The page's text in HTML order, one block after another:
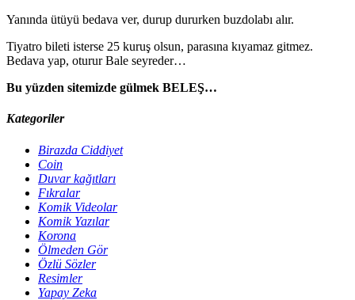
Yanında ütüyü bedava ver, durup dururken buzdolabı alır.
Tiyatro bileti isterse 25 kuruş olsun, parasına kıyamaz gitmez.
Bedava yap, oturur Bale seyreder…
Bu yüzden sitemizde gülmek BELEŞ…
Kategoriler
Birazda Ciddiyet
Coin
Duvar kağıtları
Fıkralar
Komik Videolar
Komik Yazılar
Korona
Ölmeden Gör
Özlü Sözler
Resimler
Yapay Zeka